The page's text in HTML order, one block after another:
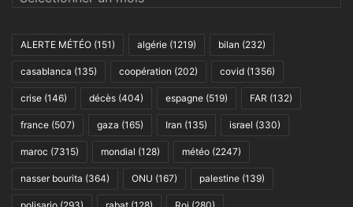
ALERTE MÉTÉO (151) algérie (1219) bilan (232)
casablanca (135) coopération (202) covid (1356)
crise (146) décès (404) espagne (519) FAR (132)
france (507) gaza (165) Iran (135) israel (330)
maroc (7315) mondial (128) météo (2247)
nasser bourita (364) ONU (167) palestine (139)
polisario (293) rabat (128) Roi (280)